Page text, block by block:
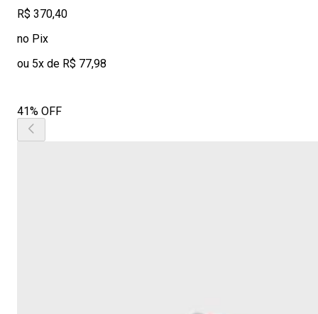
R$ 370,40
no Pix
ou 5x de R$ 77,98
41% OFF